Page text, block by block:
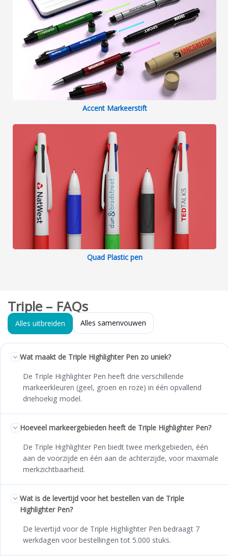
Accent Markeerstift
Quad Plastic pen
Triple – FAQs
Alles uitbreiden Alles samenvouwen
Wat maakt de Triple Highlighter Pen zo uniek?
De Triple Highlighter Pen heeft drie verschillende
markeerkleuren (geel, groen en roze) in één opvallend
driehoekig model.
Hoeveel markeergebieden heeft de Triple Highlighter Pen?
De Triple Highlighter Pen biedt twee merkgebieden, één
aan de voorzijde en één aan de achterzijde, voor maximale
merkzichtbaarheid.
Wat is de levertijd voor het bestellen van de Triple
Highlighter Pen?
De levertijd voor de Triple Highlighter Pen bedraagt 7
werkdagen voor bestellingen tot 5.000 stuks.